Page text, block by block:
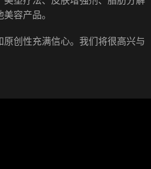
容产品。
创性充满信心。我们将很高兴与